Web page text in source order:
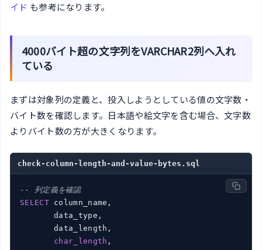
イド も参考になります。
4000バイト超の文字列をVARCHAR2列へ入れ
ている
まずは対象列の定義と、投入しようとしている値の文字数・
バイト数を確認します。日本語や絵文字を含む場合、文字数
よりバイト数の方が大きくなります。
check-column-length-and-value-bytes.sql
-- 列定義を確認
SELECT column_name,
       data_type,
       data_length,
char_length ,